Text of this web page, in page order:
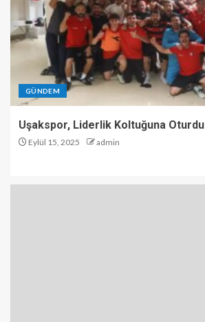
GÜNDEM
Uşakspor, Liderlik Koltuğuna Oturdu
Eylül 15, 2025 admin